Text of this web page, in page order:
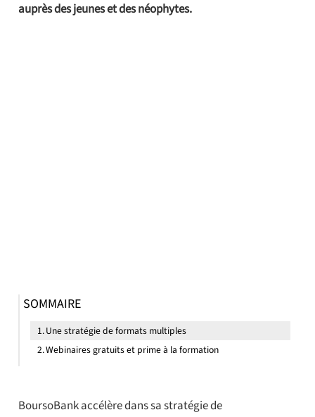
auprès des jeunes et des néophytes.
BoursoBank accélère dans sa stratégie de
SOMMAIRE
Une stratégie de formats multiples
Webinaires gratuits et prime à la formation